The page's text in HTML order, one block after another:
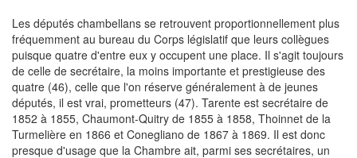
Les députés chambellans se retrouvent proportionnellement plus
fréquemment au bureau du Corps législatif que leurs collègues
puisque quatre d'entre eux y occupent une place. Il s'agit toujours
de celle de secrétaire, la moins importante et prestigieuse des
quatre (46), celle que l'on réserve généralement à de jeunes
députés, il est vrai, prometteurs (47). Tarente est secrétaire de
1852 à 1855, Chaumont-Quitry de 1855 à 1858, Thoinnet de la
Turmelière en 1866 et Conegliano de 1867 à 1869. Il est donc
presque d'usage que la Chambre ait, parmi ses secrétaires, un